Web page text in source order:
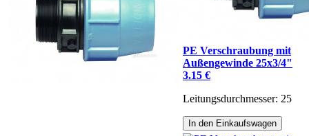
PE Verschraubung mit
Außengewinde 25x3/4"
3.15 €
Leitungsdurchmesser: 25
In den Einkaufswagen